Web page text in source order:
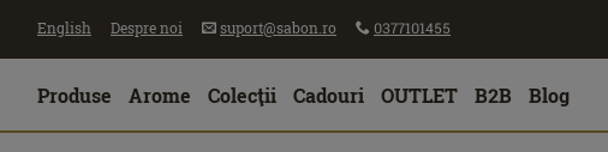
English Despre noi suport@sabon.ro 0377101455
Produse Arome Colecţii Cadouri OUTLET B2B Blog